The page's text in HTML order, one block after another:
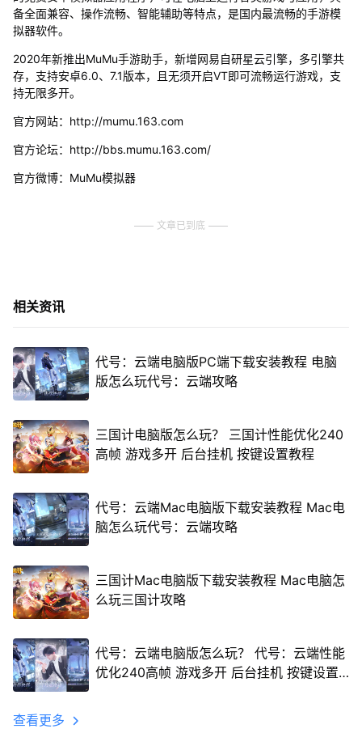
备全面兼容、操作流畅、智能辅助等特点，是国内最流畅的手游模
拟器软件。
2020年新推出MuMu手游助手，新增网易自研星云引擎，多引擎共
存，支持安卓6.0、7.1版本，且无须开启VT即可流畅运行游戏，支
持无限多开。
官方网站：http://mumu.163.com
官方论坛：http://bbs.mumu.163.com/
官方微博：MuMu模拟器
文章已到底
相关资讯
代号：云端电脑版PC端下载安装教程 电脑
版怎么玩代号：云端攻略
三国计电脑版怎么玩？ 三国计性能优化240
高帧 游戏多开 后台挂机 按键设置教程
代号：云端Mac电脑版下载安装教程 Mac电
脑怎么玩代号：云端攻略
三国计Mac电脑版下载安装教程 Mac电脑怎
么玩三国计攻略
代号：云端电脑版怎么玩？ 代号：云端性能
优化240高帧 游戏多开 后台挂机 按键设置
查看更多